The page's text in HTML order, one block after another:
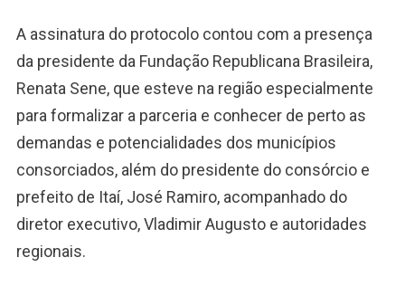
A assinatura do protocolo contou com a presença
da presidente da Fundação Republicana Brasileira,
Renata Sene, que esteve na região especialmente
para formalizar a parceria e conhecer de perto as
demandas e potencialidades dos municípios
consorciados, além do presidente do consórcio e
prefeito de Itaí, José Ramiro, acompanhado do
diretor executivo, Vladimir Augusto e autoridades
regionais.